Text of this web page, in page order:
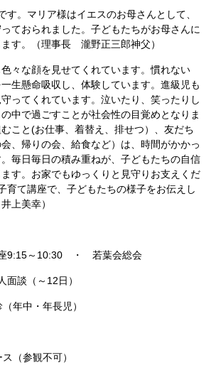
す。マリア様はイエスのお母さんとして、
ておられました。子どもたちがお母さんに
す。（理事長 瀧野正三郎神父）
々な顔を見せてくれています。慣れない
生懸命吸収し、体験しています。進級児も
ってくれています。泣いたり、笑ったりし
中で過ごすことが社会性の目覚めとなりま
こと(お仕事、着替え、排せつ）、友だち
、帰りの会、給食など）は、時間がかかっ
毎日毎日の積み重ねが、子どもたちの自信
す。お家でもゆっくりと見守りお支えくだ
育て講座で、子どもたちの様子をお伝えし
美幸）
9:15～10:30 ・ 若葉会総会
面談（～12日）
年中・年長児）
（参観不可）